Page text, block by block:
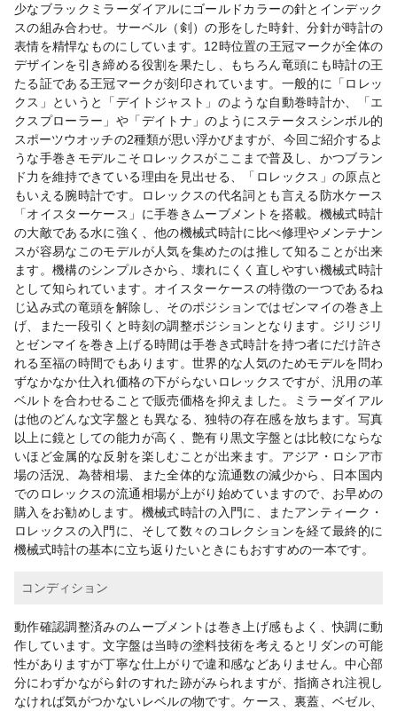
少なブラックミラーダイアルにゴールドカラーの針とインデック
スの組み合わせ。サーベル（剣）の形をした時針、分針が時計の
表情を精悍なものにしています。12時位置の王冠マークが全体の
デザインを引き締める役割を果たし、もちろん竜頭にも時計の王
たる証である王冠マークが刻印されています。一般的に「ロレッ
クス」というと「デイトジャスト」のような自動巻時計か、「エ
クスプローラー」や「デイトナ」のようにステータスシンボル的
スポーツウオッチの2種類が思い浮かびますが、今回ご紹介するよ
うな手巻きモデルこそロレックスがここまで普及し、かつブラン
ド力を維持できている理由を見出せる、「ロレックス」の原点と
もいえる腕時計です。ロレックスの代名詞とも言える防水ケース
「オイスターケース」に手巻きムーブメントを搭載。機械式時計
の大敵である水に強く、他の機械式時計に比べ修理やメンテナン
スが容易なこのモデルが人気を集めたのは推して知ることが出来
ます。機構のシンプルさから、壊れにくく直しやすい機械式時計
として知られています。オイスターケースの特徴の一つであるね
じ込み式の竜頭を解除し、そのポジションではゼンマイの巻き上
げ、また一段引くと時刻の調整ポジションとなります。ジリジリ
とゼンマイを巻き上げる時間は手巻き式時計を持つ者にだけ許さ
れる至福の時間でもあります。世界的な人気のためモデルを問わ
ずなかなか仕入れ価格の下がらないロレックスですが、汎用の革
ベルトを合わせることで販売価格を抑えました。ミラーダイアル
は他のどんな文字盤とも異なる、独特の存在感を放ちます。写真
以上に鏡としての能力が高く、艶有り黒文字盤とは比較にならな
いほど金属的な反射を楽しむことが出来ます。アジア・ロシア市
場の活況、為替相場、また全体的な流通数の減少から、日本国内
でのロレックスの流通相場が上がり始めていますので、お早めの
購入をお勧めします。機械式時計の入門に、またアンティーク・
ロレックスの入門に、そして数々のコレクションを経て最終的に
機械式時計の基本に立ち返りたいときにもおすすめの一本です。
コンディション
動作確認調整済みのムーブメントは巻き上げ感もよく、快調に動
作しています。文字盤は当時の塗料技術を考えるとリダンの可能
性がありますが丁寧な仕上がりで違和感などありません。中心部
分にわずかながら針のすれた跡がみられますが、指摘され注視し
なければ気がつかないレベルの物です。ケース、裏蓋、ベゼル、